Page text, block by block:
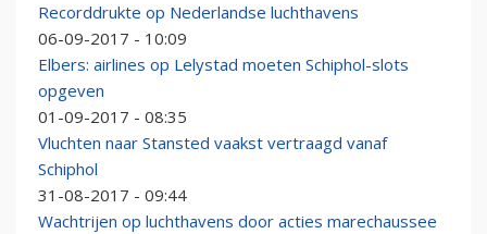
Recorddrukte op Nederlandse luchthavens
06-09-2017 - 10:09
Elbers: airlines op Lelystad moeten Schiphol-slots
opgeven
01-09-2017 - 08:35
Vluchten naar Stansted vaakst vertraagd vanaf
Schiphol
31-08-2017 - 09:44
Wachtrijen op luchthavens door acties marechaussee